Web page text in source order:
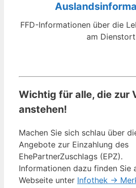
FFD-Informationen über die
am Dienstort
Wichtig für alle, die zur
anstehen!
Machen Sie sich schlau über
Angebote zur Einzahlung des
EhePartnerZuschlags (EPZ).
Informationen dazu finden Sie
Webseite unter Infothek ->